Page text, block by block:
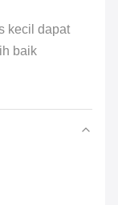
kecil dapat
baik